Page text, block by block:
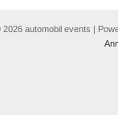
2026 automobil events |